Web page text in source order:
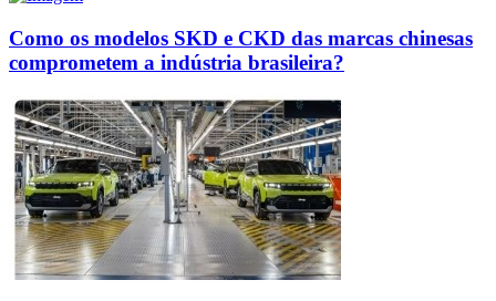
Como os modelos SKD e CKD das marcas chinesas
comprometem a indústria brasileira?